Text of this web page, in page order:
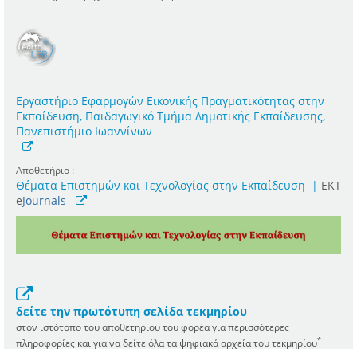
Εργαστήριο Εφαρμογών Εικονικής Πραγματικότητας στην
Εκπαίδευση, Παιδαγωγικό Τμήμα Δημοτικής Εκπαίδευσης,
Πανεπιστήμιο Ιωαννίνων
Αποθετήριο :
Θέματα Επιστημών και Τεχνολογίας στην Εκπαίδευση | ΕΚΤ
eJournals
δείτε την πρωτότυπη σελίδα τεκμηρίου
στον ιστότοπο του αποθετηρίου του φορέα για περισσότερες
πληροφορίες και για να δείτε όλα τα ψηφιακά αρχεία του τεκμηρίου*